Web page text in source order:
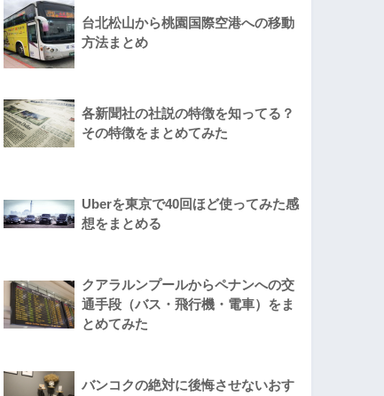
台北松山から桃園国際空港への移動
方法まとめ
各新聞社の社説の特徴を知ってる？
その特徴をまとめてみた
Uberを東京で40回ほど使ってみた感
想をまとめる
クアラルンプールからペナンへの交
通手段（バス・飛行機・電車）をま
とめてみた
バンコクの絶対に後悔させないおす